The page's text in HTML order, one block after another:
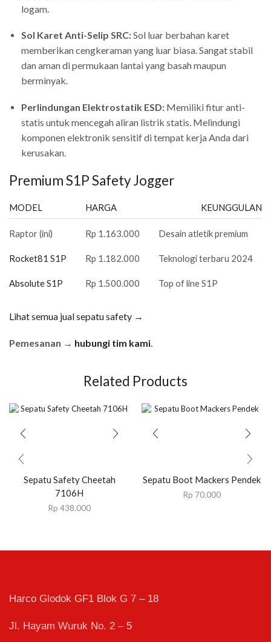
logam.
Sol Karet Anti-Selip SRC:Sol luar berbahan karet
memberikan cengkeraman yang luar biasa. Sangat stabil
dan aman di permukaan lantai yang basah maupun
berminyak.
Perlindungan Elektrostatik ESD: Memiliki fitur anti-
statis untuk mencegah aliran listrik statis. Melindungi
komponen elektronik sensitif di tempat kerja Anda dari
kerusakan.
Premium S1P Safety Jogger
MODEL HARGA KEUNGGULAN
Raptor (ini) Rp 1.163.000 Desain atletik premium
Rocket81 S1P Rp 1.182.000 Teknologi terbaru 2024
Absolute S1P Rp 1.500.000 Top of line S1P
Lihat semua jual sepatu safety →
Pemesanan → hubungi tim kami.
Related Products
Sepatu Safety Cheetah
7106H
Rp 438.000
Sepatu Boot Mackers Pendek
Rp 70.000
Harco Glodok GF1 Blok G 7 – 18
Jl. Hayam Wuruk No. 2 – 5